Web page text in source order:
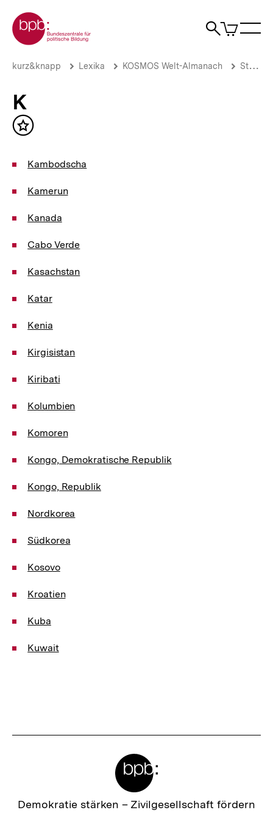
zum
Seiteninhalt
springen
Zur Startseite der bpb
Suche
Artikel
im
Brotkrümelnavigation
Pfadnavigation
kurz&knapp Lexika KOSMOS Welt-Almanach Staaten
K
Inhalt
Kambodscha
Kamerun
Kanada
Cabo Verde
Kasachstan
Katar
Kenia
Kirgisistan
Kiribati
Kolumbien
Komoren
Kongo, Demokratische Republik
Kongo, Republik
Nordkorea
Südkorea
Kosovo
Kroatien
Kuba
Kuwait
Zur
Demokratie stärken – Zivilgesellschaft fördern